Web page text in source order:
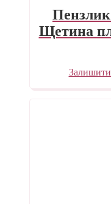
Пензлик
Щетина
Залишити